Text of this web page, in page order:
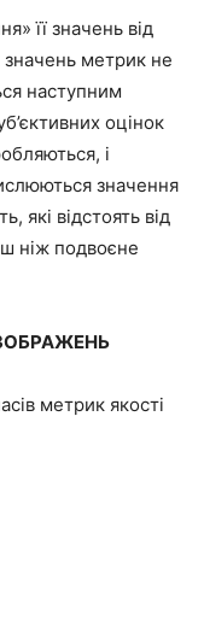
її значень від
значень метрик не
наступним
оцінок
і
значення
які відстоять від
ніж подвоєне
метрик якості